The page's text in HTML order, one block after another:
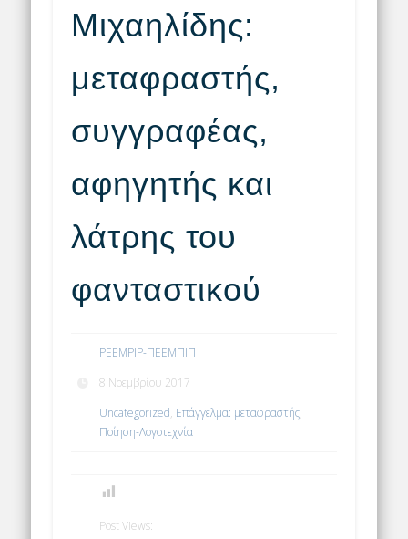
Μιχαηλίδης:
μεταφραστής,
συγγραφέας,
αφηγητής και
λάτρης του
φανταστικού
PEEMPIP-ΠΕΕΜΠΙΠ
8 Νοεμβρίου 2017
Uncategorized, Επάγγελμα: μεταφραστής,
Ποίηση-Λογοτεχνία
Post Views: